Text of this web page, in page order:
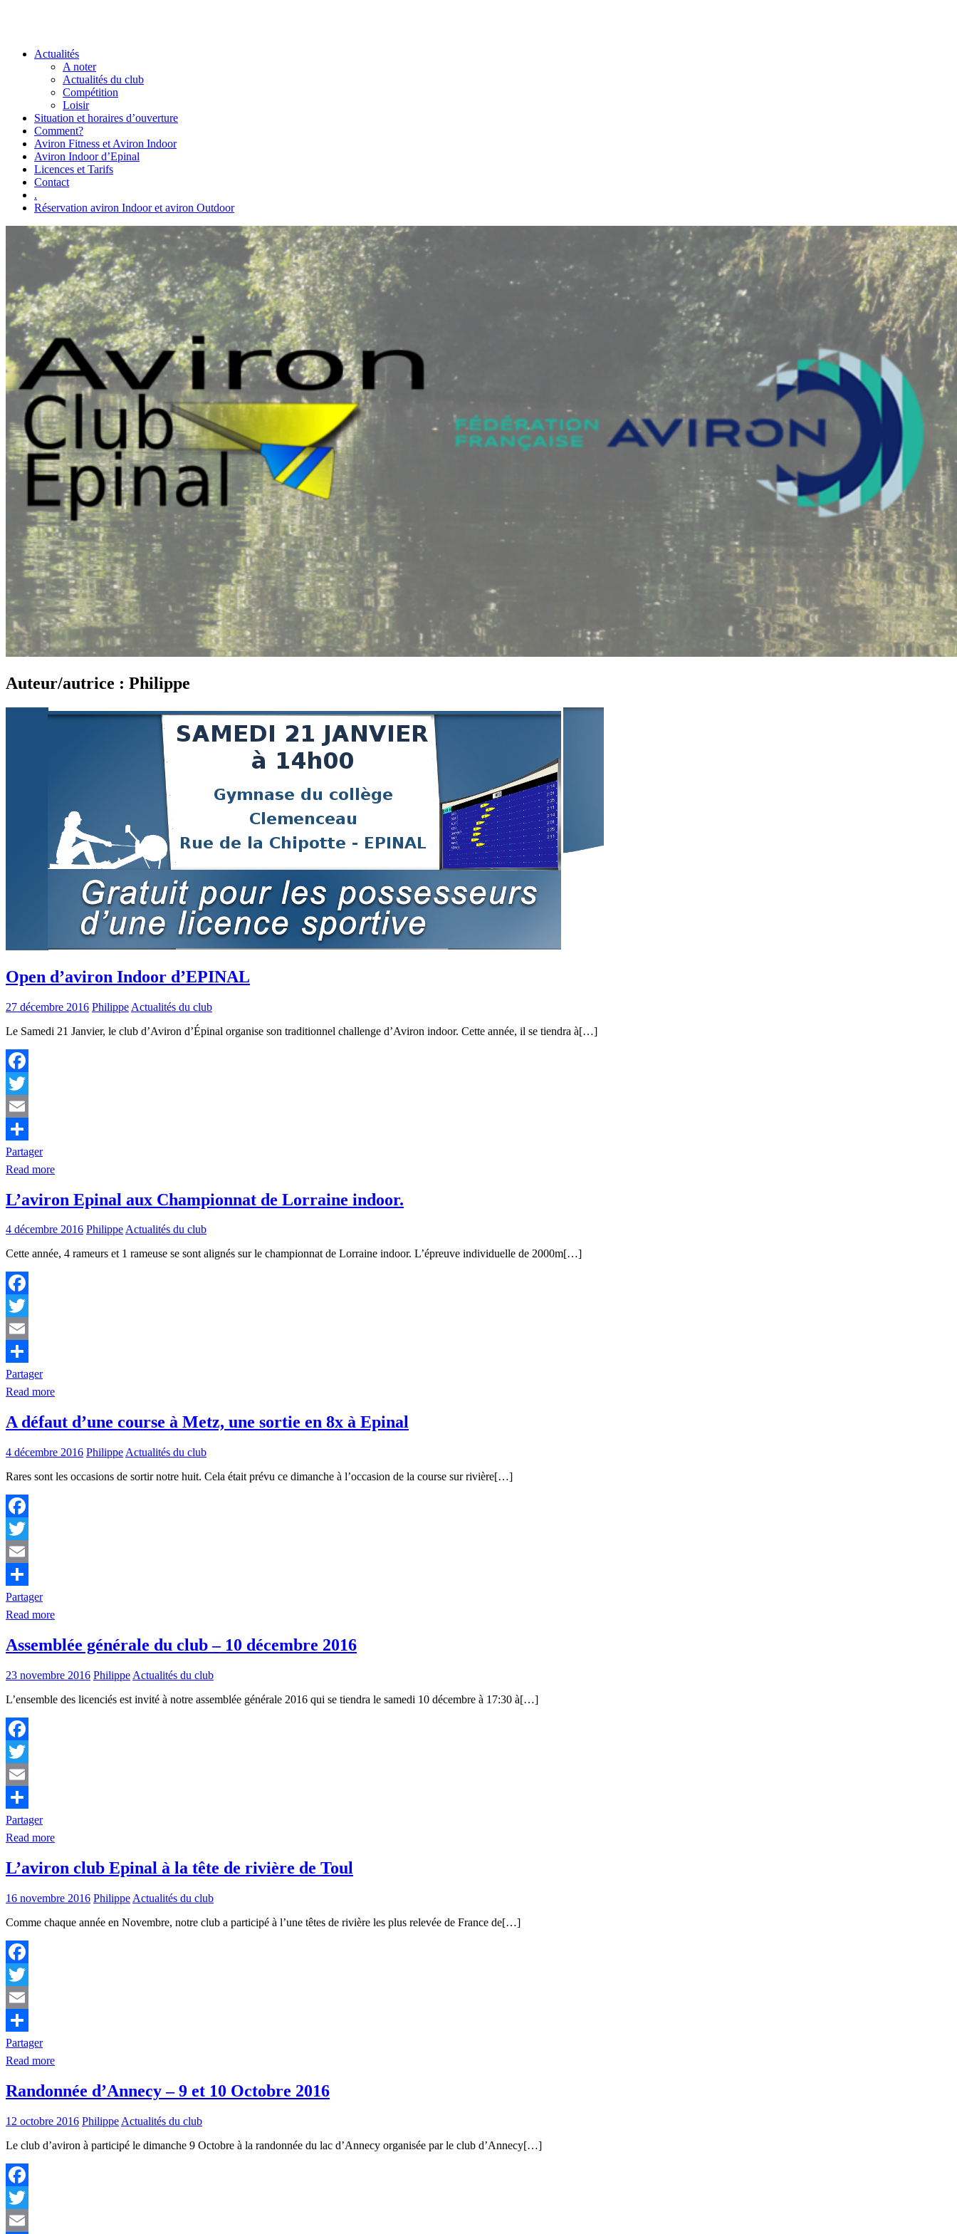
Actualités
A noter
Actualités du club
Compétition
Loisir
Situation et horaires d’ouverture
Comment?
Aviron Fitness et Aviron Indoor
Aviron Indoor d’Epinal
Licences et Tarifs
Contact
.
Réservation aviron Indoor et aviron Outdoor
Auteur/autrice : Philippe
Open d’aviron Indoor d’EPINAL
27 décembre 2016 Philippe Actualités du club
Le Samedi 21 Janvier, le club d’Aviron d’Épinal organise son traditionnel challenge d’Aviron indoor. Cette année, il se tiendra à[…]
Facebook
Twitter
Email
Partager
Read more
L’aviron Epinal aux Championnat de Lorraine indoor.
4 décembre 2016 PhilippeActualités du club
Cette année, 4 rameurs et 1 rameuse se sont alignés sur le championnat de Lorraine indoor. L’épreuve individuelle de 2000m[…]
Facebook
Twitter
Email
Partager
Read more
A défaut d’une course à Metz, une sortie en 8x à Epinal
4 décembre 2016 Philippe Actualités du club
Rares sont les occasions de sortir notre huit. Cela était prévu ce dimanche à l’occasion de la course sur rivière[…]
Facebook
Twitter
Email
Partager
Read more
Assemblée générale du club – 10 décembre 2016
23 novembre 2016 Philippe Actualités du club
L’ensemble des licenciés est invité à notre assemblée générale 2016 qui se tiendra le samedi 10 décembre à 17:30 à[…]
Facebook
Twitter
Email
Partager
Read more
L’aviron club Epinal à la tête de rivière de Toul
16 novembre 2016 Philippe Actualités du club
Comme chaque année en Novembre, notre club a participé à l’une têtes de rivière les plus relevée de France de[…]
Facebook
Twitter
Email
Partager
Read more
Randonnée d’Annecy – 9 et 10 Octobre 2016
12 octobre 2016 Philippe Actualités du club
Le club d’aviron à participé le dimanche 9 Octobre à la randonnée du lac d’Annecy organisée par le club d’Annecy[…]
Facebook
Twitter